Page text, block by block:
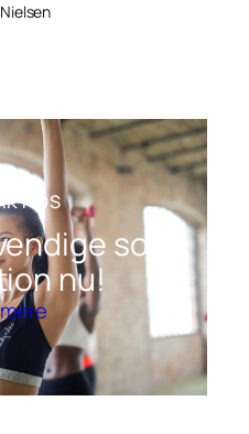
OS
sol-
nu!